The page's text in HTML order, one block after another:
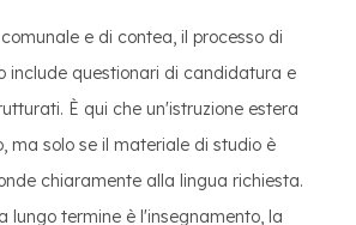
e di contea, il processo di
include questionari di candidatura e
È qui che un'istruzione estera
ma solo se il materiale di studio è
chiaramente alla lingua richiesta.
lungo termine è l'insegnamento, la